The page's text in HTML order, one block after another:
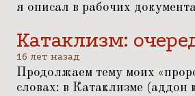
я описал в рабочих
Катаклизм:
16 лет назад
Продолжаем тему моих «
словах: в Катаклизме (аддон